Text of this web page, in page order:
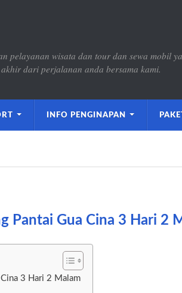
pelayanan wisata dan tour dan sewa mobil
dari perjalanan anda bersama kami.
INFO PENGINAPAN
Pantai Gua Cina 3 Hari 2
3 Hari 2 Malam